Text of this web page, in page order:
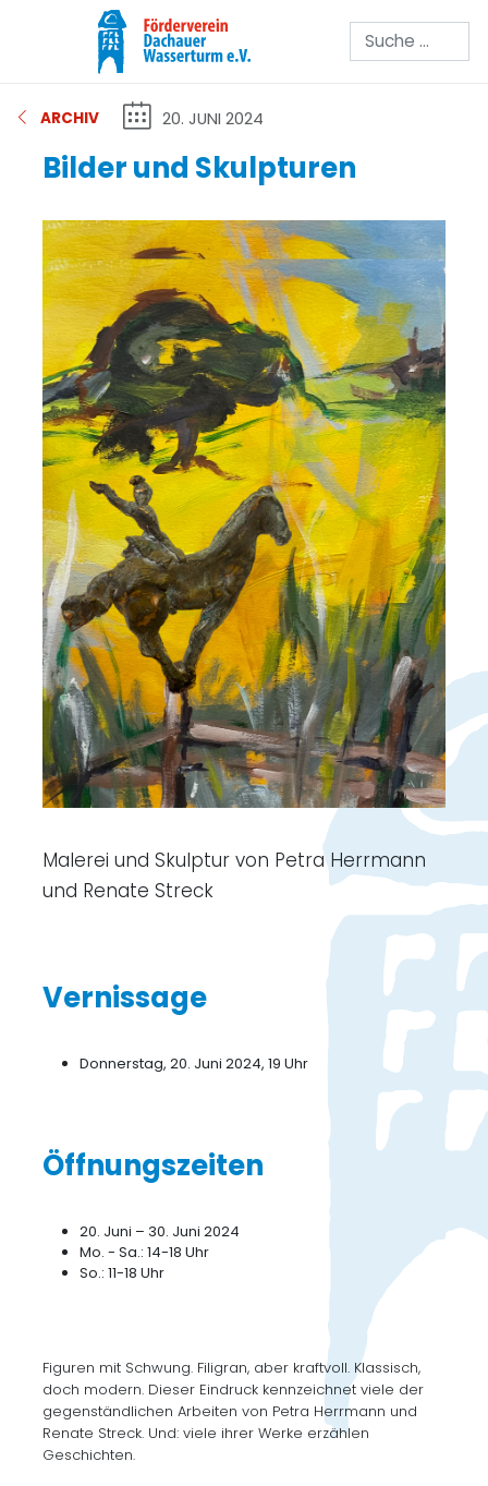
Suchen
ARCHIV 20. JUNI 2024
Bilder und Skulpturen
Malerei und Skulptur von Petra Herrmann
und Renate Streck
Vernissage
Donnerstag, 20. Juni 2024, 19 Uhr
Öffnungszeiten
20. Juni – 30. Juni 2024
Mo. - Sa.: 14-18 Uhr
So.: 11-18 Uhr
Figuren mit Schwung. Filigran, aber kraftvoll. Klassisch,
doch modern. Dieser Eindruck kennzeichnet viele der
gegenständlichen Arbeiten von Petra Herrmann und
Renate Streck. Und: viele ihrer Werke erzählen
Geschichten.